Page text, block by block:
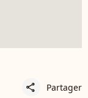
share Partager